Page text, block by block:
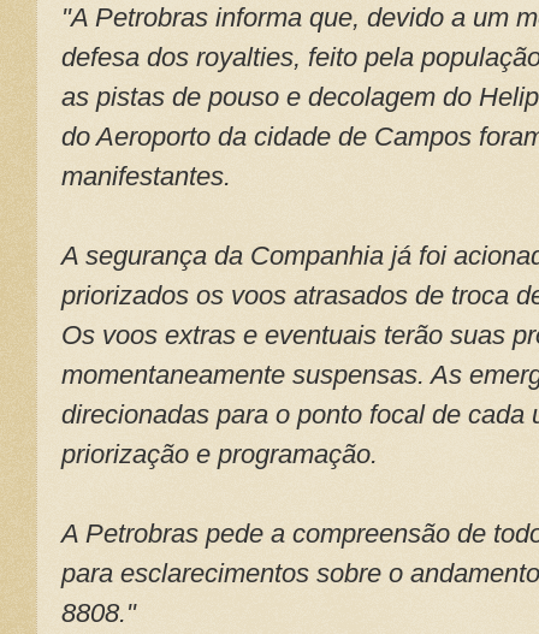
"A Petrobras informa que, devido a um
defesa dos royalties, feito pela
as pistas de pouso e decolagem do
do Aeroporto da cidade de Campos
manifestantes.
A segurança da Companhia já foi
priorizados os voos atrasados de troca
Os voos extras e eventuais terão suas
momentaneamente suspensas. As
direcionadas para o ponto focal de cada
priorização e programação.
A Petrobras pede a compreensão de
para esclarecimentos sobre o
8808."